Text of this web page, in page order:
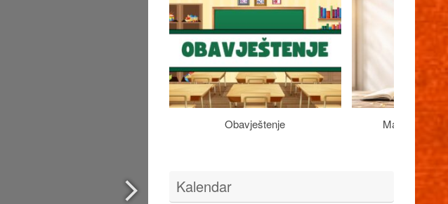
Obavještenje Maturantima
Kalendar